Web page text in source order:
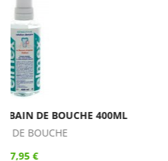
MÉRIDOL BAIN